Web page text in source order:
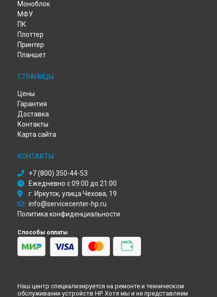
Ремонт вебкамеры ноутбука HP в
Ремонт вебкамеры ноутбука HP в
Ремонт вебкамеры ноутбука HP в
Ремонт вебкамеры ноутбука HP в
Ремонт вебкамеры ноутбука HP в
Ремонт вебкамеры ноутбука HP в
Ремонт вебкамеры ноутбука HP в
Ремонт вебкамеры ноутбука HP в
Ремонт вебкамеры ноутбука HP в
Моноблок
МФУ
ПК
Плоттер
Принтер
Планшет
СТРАНИЦЫ
Цены
Гарантия
Доставка
Контакты
Карта сайта
КОНТАКТЫ
+7 (800) 350-44-53
Ежедневно с 09:00 до 21:00
г. Иркутск, улица Чехова, 19
info@servicecenter-hp.ru
Политика конфиденциальности
Способы оплаты
Наш центр специализируется на ремонте и техническом
обслуживании устройств HP. Хотя мы и не представляем